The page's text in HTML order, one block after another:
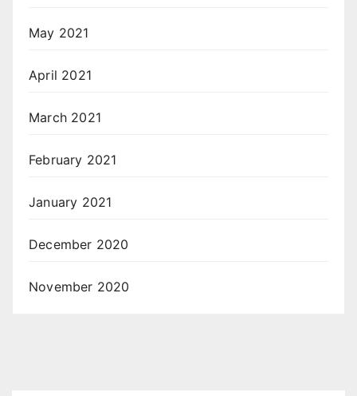
May 2021
April 2021
March 2021
February 2021
January 2021
December 2020
November 2020